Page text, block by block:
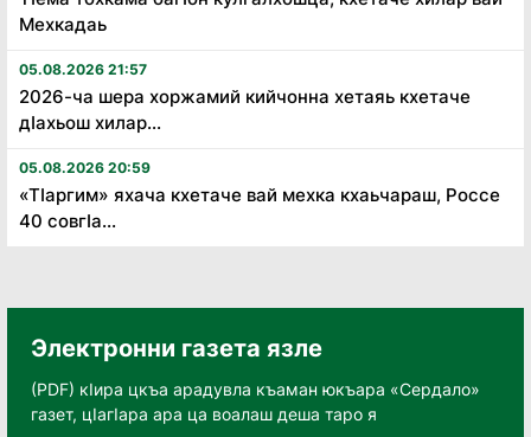
Мехкадаь
05.08.2026 21:57
2026-ча шера хоржамий кийчонна хетаяь кхетаче
дӏахьош хилар...
05.08.2026 20:59
«Тӏаргим» яхача кхетаче вай мехка кхаьчараш, Россе
40 совгӏа...
Электронни газета язле
(PDF) кӀира цкъа арадувла къаман юкъара «Сердало»
газет, цӀагӀара ара ца воалаш деша таро я